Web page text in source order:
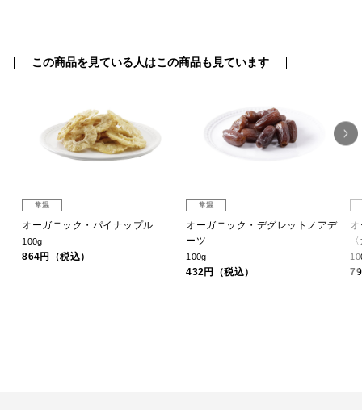
この商品を見ている人はこの商品も見ています
常温
オーガニック・パイナップル
100g
864円（税込）
常温
オーガニック・デグレットノアデ
ーツ
100g
432円（税込）